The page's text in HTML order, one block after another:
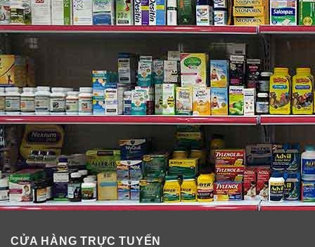
Đúng đối tượng
– Nhóm đối tượng cần bổ sung dầu cá là : người ăn
chay trường, người cao tuổi, phụ nữ có thai, cho con bú
(sau đẻ 1 tháng), người nghiện r.ư.ợ.u… Trẻ bị suy dinh
dưỡng, chậm lớn, hoặc trẻ sau khi bệnh ho, tiêu chảy…,
trẻ hay khóc về đêm nên cho dùng thêm dầu cá.
Dầu cá Nature MadeFish Oil 1200mg
Tin tưởng sức khỏe tim mạch của bạn với Dầu cá
Nature Made 1200mg, mỗi 2 viên uống cung cấp 720
mg axit béo Omega-3, giúp hỗ trợ tim khỏe mạnh.
CỬA HÀNG TRỰC TUYẾN